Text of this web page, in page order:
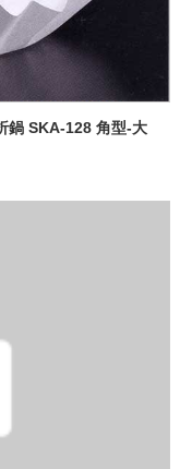
鍋 SKA-128 角型-大